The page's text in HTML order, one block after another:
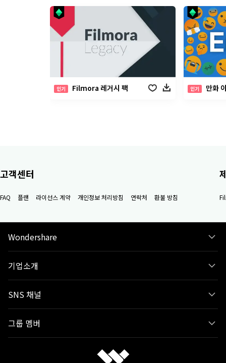
인기 Filmora 레거시 팩 인기 만화
고객센터
FAQ 플랜 라이선스 계약 개인정보 처리방침 연락처 환불 방침
Wondershare
기업소개
SNS 채널
그룹 멤버